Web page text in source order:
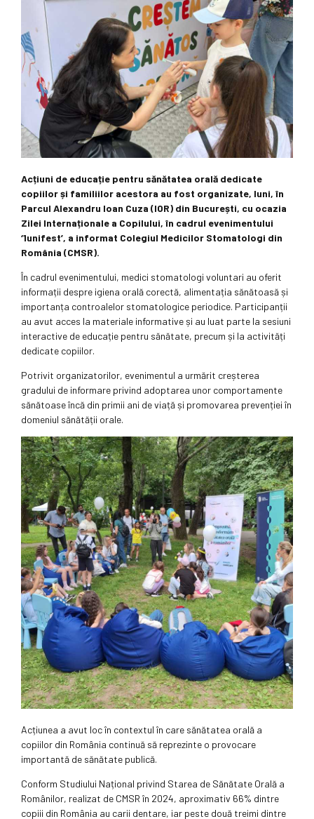
Acțiuni de educație pentru sănătatea orală dedicate
copiilor și familiilor acestora au fost organizate, luni, în
Parcul Alexandru Ioan Cuza (IOR) din București, cu ocazia
Zilei Internaționale a Copilului, în cadrul evenimentului
‘1unifest’, a informat Colegiul Medicilor Stomatologi din
România (CMSR).
În cadrul evenimentului, medici stomatologi voluntari au oferit
informații despre igiena orală corectă, alimentația sănătoasă și
importanța controalelor stomatologice periodice. Participanții
au avut acces la materiale informative și au luat parte la sesiuni
interactive de educație pentru sănătate, precum și la activități
dedicate copiilor.
Potrivit organizatorilor, evenimentul a urmărit creșterea
gradului de informare privind adoptarea unor comportamente
sănătoase încă din primii ani de viață și promovarea prevenției în
domeniul sănătății orale.
Acțiunea a avut loc în contextul în care sănătatea orală a
copiilor din România continuă să reprezinte o provocare
importantă de sănătate publică.
Conform Studiului Național privind Starea de Sănătate Orală a
Românilor, realizat de CMSR în 2024, aproximativ 66% dintre
copiii din România au carii dentare, iar peste două treimi dintre